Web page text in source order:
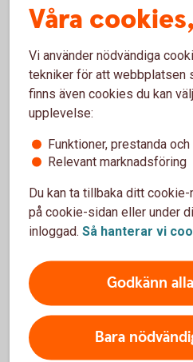
Architect reviewing a building
Att lämna
så gör du
Det finns olika skäl till varför
ska se ut är vad som ska
det säljas? Är det ett
Ska delägare eller personal
företaget avvecklas? Här får
du behöver tänka på för
Att lämna ägandet i
Våra
Vi använder nödvändiga
tekniker för att webbplatsen
finns även cookies du kan
upplevelse:
Funktioner, prestanda
Relevant marknadsföring
Du kan ta tillbaka ditt
på cookie-sidan eller under
inloggad. Så hanterar vi
Godkänn
Bara